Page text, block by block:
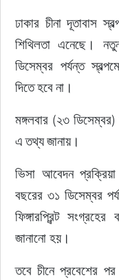
ঢাকার চীনা দূতাবাস
শিথিলতা এনেছে।
ডিসেম্বর পর্যন্ত
দিতেহবেনা।
মঙ্গলবার (২৩ ডিসেম্বর)
এ তথ্যজানায়।
ভিসা আবেদন প্রক্রিয়া
বছরের ৩১ ডিসেম্বর
ফিঙ্গারপ্রিন্ট সংগ্রহের
জানানো হয়।
তবে চীনে প্রবেশের পর